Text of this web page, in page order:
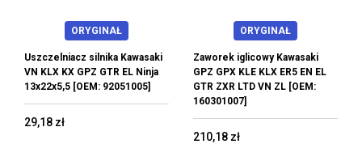
ORYGINAŁ
Uszczelniacz silnika Kawasaki
VN KLX KX GPZ GTR EL Ninja
13x22x5,5 [OEM: 92051005]
29,18 zł
ORYGINAŁ
Zaworek iglicowy Kawasaki
GPZ GPX KLE KLX ER5 EN EL
GTR ZXR LTD VN ZL [OEM:
160301007]
210,18 zł